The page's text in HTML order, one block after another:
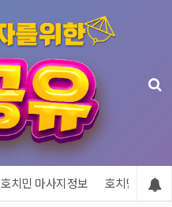
호치민 마사지정보 호치민 숙소